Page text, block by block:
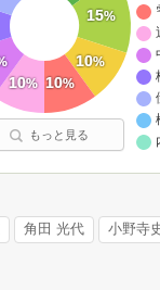
15%
10%
10%
10%
もっと見る
角田 光代 小野寺